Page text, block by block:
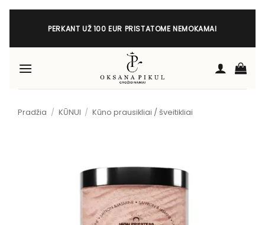
Skip
PERKANT UŽ 100 EUR PRISTATOME NEMOKAMAI
Pradžia / KŪNUI / Kūno prausikliai / šveitikliai